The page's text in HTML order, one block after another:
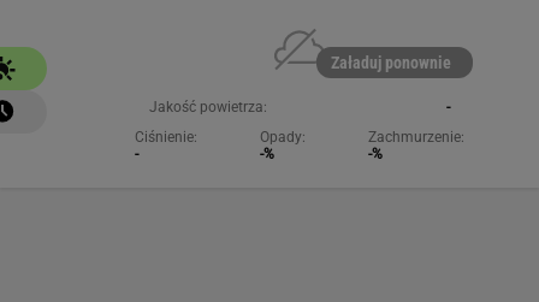
Załaduj ponownie
Jakość powietrza:
-
Ciśnienie:
-
Opady:
-%
Zachmurzenie:
-%